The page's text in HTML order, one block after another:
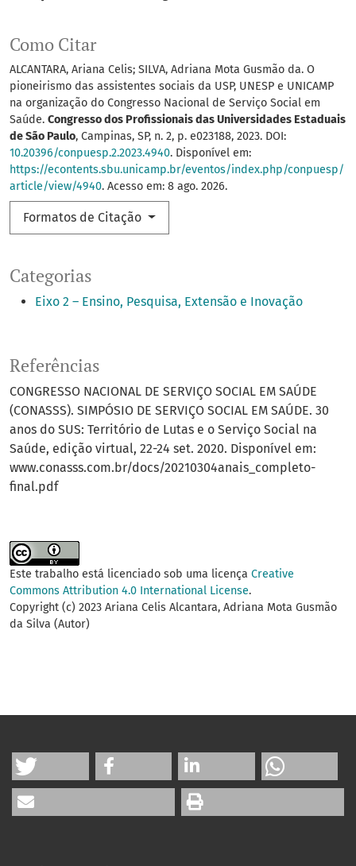
Categorias
Eixo 2 – Ensino, Pesquisa, Extensão e Inovação
Como Citar
ALCANTARA, Ariana Celis; SILVA, Adriana Mota Gusmão da. O
pioneirismo das assistentes sociais da USP, UNESP e UNICAMP
na organização do Congresso Nacional de Serviço Social em
Saúde. Congresso dos Profissionais das Universidades Estaduais
de São Paulo, Campinas, SP, n. 2, p. e023188, 2023. DOI:
10.20396/conpuesp.2.2023.4940. Disponível em:
https://econtents.sbu.unicamp.br/eventos/index.php/conpuesp/
article/view/4940. Acesso em: 8 ago. 2026.
Formatos de Citação
Referências
CONGRESSO NACIONAL DE SERVIÇO SOCIAL EM SAÚDE
(CONASSS). SIMPÓSIO DE SERVIÇO SOCIAL EM SAÚDE. 30
anos do SUS: Território de Lutas e o Serviço Social na
Saúde, edição virtual, 22-24 set. 2020. Disponível em:
www.conasss.com.br/docs/20210304anais_completo-
final.pdf
Este trabalho está licenciado sob uma licença Creative
Commons Attribution 4.0 International License.
Copyright (c) 2023 Ariana Celis Alcantara, Adriana Mota Gusmão
da Silva (Autor)